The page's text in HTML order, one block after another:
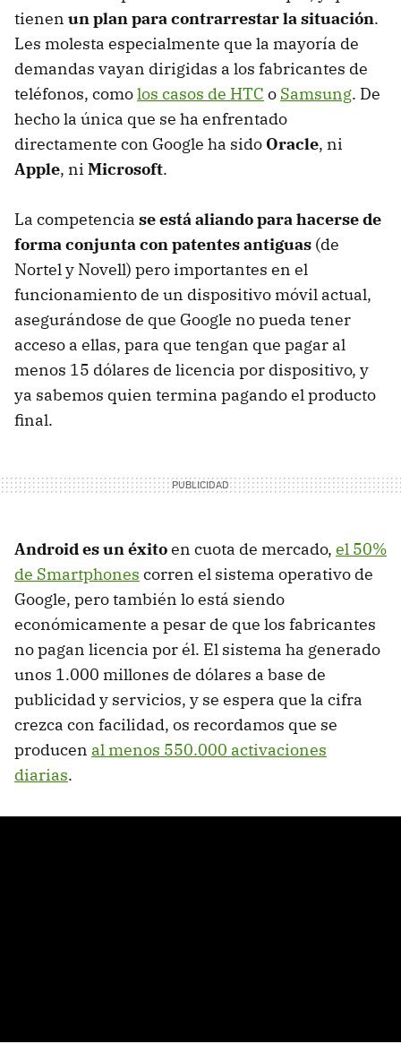
tienen un plan para contrarrestar la situación.
Les molesta especialmente que la mayoría de
demandas vayan dirigidas a los fabricantes de
teléfonos, comolos casos de HTC o Samsung. De
hecho la única que se ha enfrentado
directamente con Google ha sido Oracle, ni
Apple, ni Microsoft.
La competencia se está aliando para hacerse de
forma conjunta con patentes antiguas (de
Nortel y Novell) pero importantes en el
funcionamiento de un dispositivo móvil actual,
asegurándose de que Google no pueda tener
acceso a ellas, para que tengan que pagar al
menos 15 dólares de licencia por dispositivo, y
ya sabemos quien termina pagando el producto
final.
Android es un éxitoen cuota de mercado, el 50%
de Smartphones corren el sistema operativo de
Google, pero también lo está siendo
económicamente a pesar de que los fabricantes
no pagan licencia por él. El sistema ha generado
unos 1.000 millones de dólares a base de
publicidad y servicios, y se espera que la cifra
crezca con facilidad, os recordamos que se
producen al menos 550.000 activaciones
diarias.